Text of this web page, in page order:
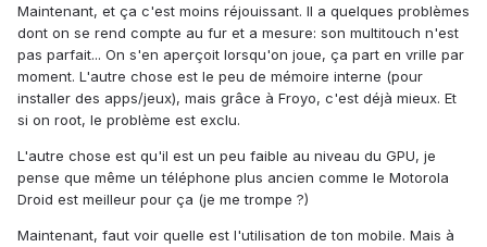
Maintenant, et ça c'est moins réjouissant. Il a quelques problèmes
dont on se rend compte au fur et a mesure: son multitouch n'est
pas parfait... On s'en aperçoit lorsqu'on joue, ça part en vrille par
moment. L'autre chose est le peu de mémoire interne (pour
installer des apps/jeux), mais grâce à Froyo, c'est déjà mieux. Et
si on root, le problème est exclu.
L'autre chose est qu'il est un peu faible au niveau du GPU, je
pense que même un téléphone plus ancien comme le Motorola
Droid est meilleur pour ça (je me trompe ?)
Maintenant, faut voir quelle est l'utilisation de ton mobile. Mais à